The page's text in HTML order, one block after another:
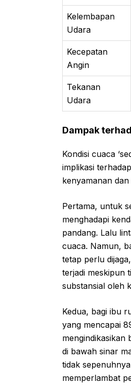
Kelembapan
Udara
Kecepatan
Angin
Tekanan
Udara
Dampak
Kondisi cuaca
implikasi
kenyamanan
Pertama, untuk
menghadapi
pandang. Lalu
cuaca. Namun,
tetap perlu
terjadi meskipun
substansial oleh
Kedua, bagi ibu
yang mencapai
mengindikasikan
di bawah sinar
tidak
memperlambat